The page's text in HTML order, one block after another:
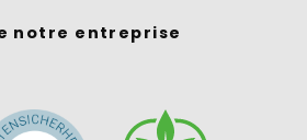
notre entreprise